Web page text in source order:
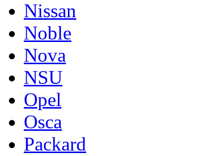
Nissan
Noble
Nova
NSU
Opel
Osca
Packard